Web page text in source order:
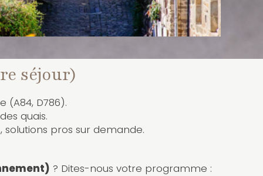
séjour)
(A84, D786).
quais.
pros sur demande.
? Dites-nous votre programme :